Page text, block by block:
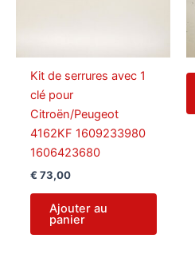
Kit de serrures avec 1
clé pour
Citroën/Peugeot
4162KF 1609233980
1606423680
€ 73,00
Ajouter au
panier